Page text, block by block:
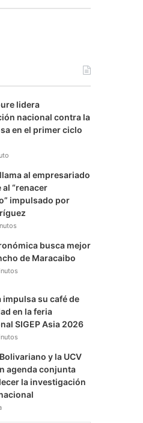
r
a
m
a
m
lidera
nacional contra la
en el primer ciclo
al empresariado
al “renacer
impulsado por
busca mejor
de Maracaibo
impulsa su café de
en la feria
SIGEP Asia 2026
y la UCV
agenda conjunta
la investigación